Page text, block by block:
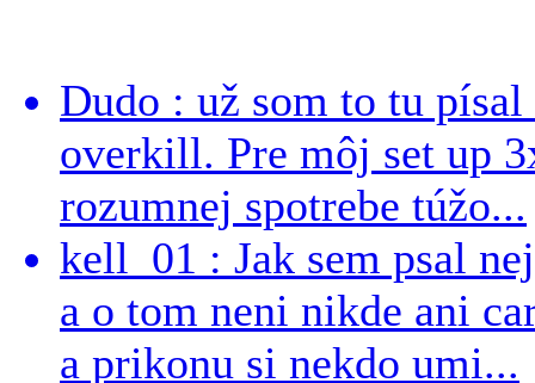
Dudo : už som to tu
overkill. Pre môj set up
rozumnej spotrebe túžo...
kell_01 : Jak sem psal
a o tom neni nikde ani
a prikonu si nekdo umi...